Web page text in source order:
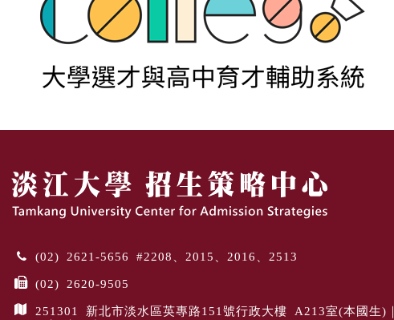
(02) 2621-5656 #2208、2015、2016、2513
(02) 2620-9505
251301 新北市淡水區英專路151號行政大樓 A213室(本國生)｜